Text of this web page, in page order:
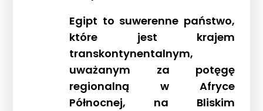
Strona główna !!!
O nas
Wyprawy Nurkowe
Gdzie i kiedy nurkować
Egipt to suwerenne państwo,
które jest krajem
transkontynentalnym,
uważanym za potęgę
regionalną w Afryce
Północnej, na Bliskim